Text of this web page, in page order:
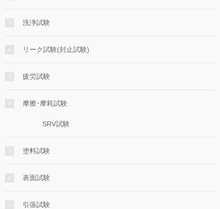
洗浄試験
リーク試験(封止試験)
疲労試験
摩擦･摩耗試験
SRV試験
塗料試験
表面試験
引張試験